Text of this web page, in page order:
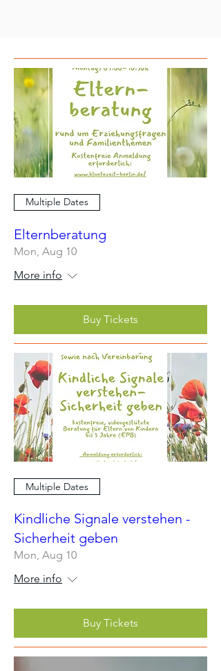
Multiple Dates
Elternberatung
Mon, Aug 10
More info
Buy Tickets
Multiple Dates
Kindliche Signale verstehen -
Sicherheit geben
Mon, Aug 10
More info
Buy Tickets